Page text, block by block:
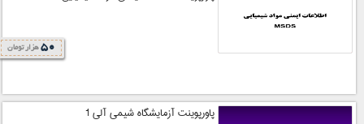
50 هزار تومان
پاورپوینت آزمایشگاه شیمی آلی 1